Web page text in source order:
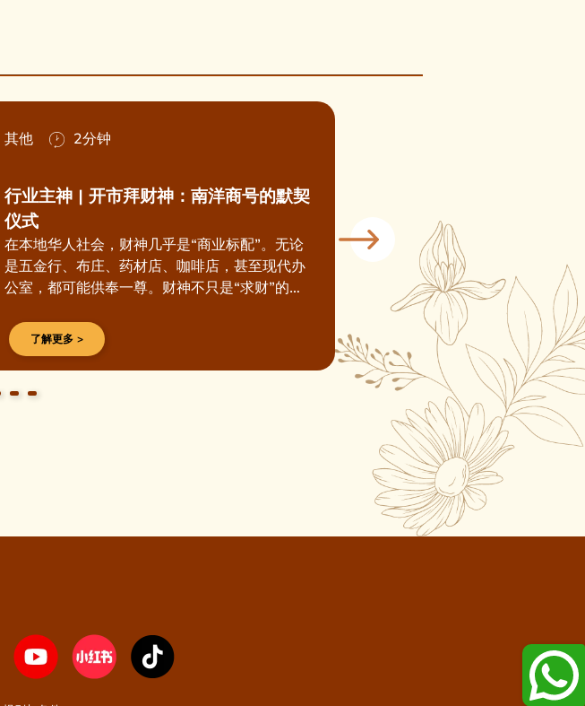
其他 2分钟
行业主神 | 开市拜财神：南洋商号的默契
仪式
在本地华人社会，财神几乎是“商业标配”。无论
是五金行、布庄、药材店、咖啡店，甚至现代办
公室，都可能供奉一尊。财神不只是“求财”的象
里，给人一份安稳的依靠。
了解更多 >